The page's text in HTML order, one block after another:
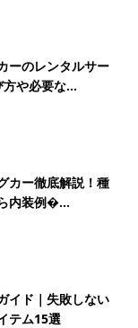
ーのレンタルサー
や必要な...
カー徹底解説！種
内装例�...
イド｜失敗しない
テム15選